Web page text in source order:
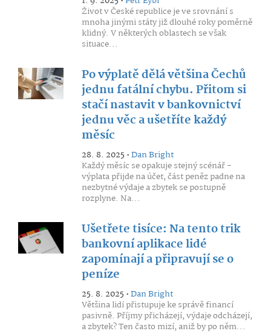
Život v České republice je ve srovnání s
mnoha jinými státy již dlouhé roky poměrně
klidný. V některých oblastech se však
situace...
Po výplatě dělá většina Čechů
jednu fatální chybu. Přitom si
stačí nastavit v bankovnictví
jednu věc a ušetříte každý
měsíc
28. 8. 2025 •Dan Bright
Každý měsíc se opakuje stejný scénář -
výplata přijde na účet, část peněz padne na
nezbytné výdaje a zbytek se postupně
rozplyne. Na...
Ušetřete tisíce: Na tento trik
bankovní aplikace lidé
zapomínají a připravují se o
peníze
25. 8. 2025 •Dan Bright
Většina lidí přistupuje ke správě financí
pasivně. Příjmy přicházejí, výdaje odcházejí,
a zbytek? Ten často mizí, aniž by po něm...